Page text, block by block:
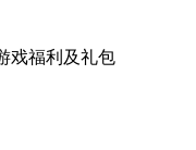
戏福利 及礼包